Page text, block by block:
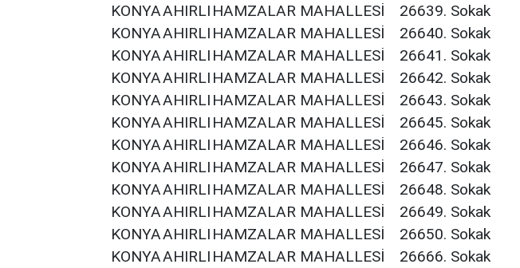
KONYAAHIRLI HAMZALAR MAHALLESİ
26639. Sokak
KONYAAHIRLI HAMZALAR MAHALLESİ
26640. Sokak
KONYAAHIRLI HAMZALAR MAHALLESİ
26641. Sokak
KONYAAHIRLI HAMZALAR MAHALLESİ
26642. Sokak
KONYAAHIRLI HAMZALAR MAHALLESİ
26643. Sokak
KONYAAHIRLI HAMZALAR MAHALLESİ
26645. Sokak
KONYAAHIRLI HAMZALAR MAHALLESİ
26646. Sokak
KONYAAHIRLI HAMZALAR MAHALLESİ
26647. Sokak
KONYAAHIRLI HAMZALAR MAHALLESİ
26648. Sokak
KONYAAHIRLI HAMZALAR MAHALLESİ
26649. Sokak
KONYAAHIRLI HAMZALAR MAHALLESİ
26650. Sokak
KONYAAHIRLI HAMZALAR MAHALLESİ
26666. Sokak